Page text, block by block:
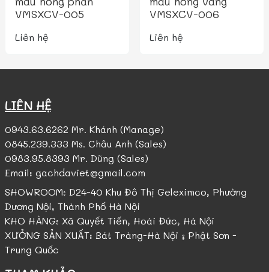
VMSXCV-005
Liên hệ
VMSXCV-006
Liên hệ
LIÊN HỆ
0943.63.6262 Mr. Khánh (Manage)
0845.239.333 Ms. Châu Anh (Sales)
0983.95.8393 Mr. Dũng (Sales)
Email: gachdaviet@gmail.com
SHOWROOM: D24-40 Khu Đô Thị Geleximco, Phường
Dương Nội, Thành Phố Hà Nội
KHO HÀNG: Xã Quyết Tiến, Hoài Đức, Hà Nội
XƯỞNG SẢN XUẤT: Bát Tràng-Hà Nội ; Phật Sơn -
Trung Quốc